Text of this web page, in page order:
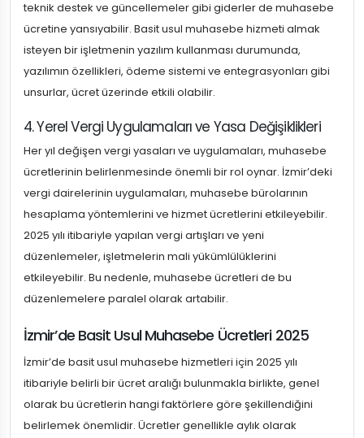
teknik destek ve güncellemeler gibi giderler de muhasebe
ücretine yansıyabilir. Basit usul muhasebe hizmeti almak
isteyen bir işletmenin yazılım kullanması durumunda,
yazılımın özellikleri, ödeme sistemi ve entegrasyonları gibi
unsurlar, ücret üzerinde etkili olabilir.
4. Yerel Vergi Uygulamaları ve Yasa Değişiklikleri
Her yıl değişen vergi yasaları ve uygulamaları, muhasebe
ücretlerinin belirlenmesinde önemli bir rol oynar. İzmir’deki
vergi dairelerinin uygulamaları, muhasebe bürolarının
hesaplama yöntemlerini ve hizmet ücretlerini etkileyebilir.
2025 yılı itibariyle yapılan vergi artışları ve yeni
düzenlemeler, işletmelerin mali yükümlülüklerini
etkileyebilir. Bu nedenle, muhasebe ücretleri de bu
düzenlemelere paralel olarak artabilir.
İzmir’de Basit Usul Muhasebe Ücretleri 2025
İzmir’de basit usul muhasebe hizmetleri için 2025 yılı
itibariyle belirli bir ücret aralığı bulunmakla birlikte, genel
olarak bu ücretlerin hangi faktörlere göre şekillendiğini
belirlemek önemlidir. Ücretler genellikle aylık olarak